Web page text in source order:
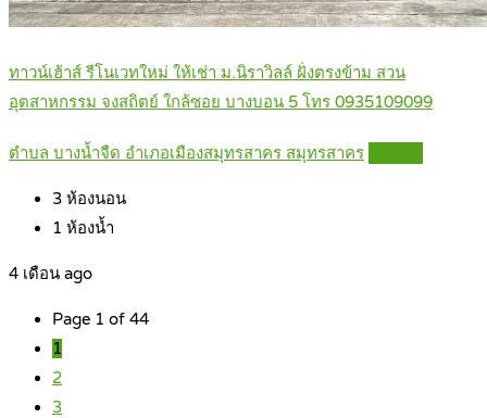
ทาวน์เฮ้าส์ รีโนเวทใหม่ ให้เช่า ม.นิราวิลล์ ฝั่งตรงข้าม สวน
อุตสาหกรรม จงสถิตย์ ใกล้ซอย บางบอน 5 โทร 0935109099
ตำบล บางน้ำจืด อำเภอเมืองสมุทรสาคร สมุทรสาคร
3 ห้องนอน
1 ห้องน้ำ
4 เดือน ago
Page 1 of 44
1
2
3